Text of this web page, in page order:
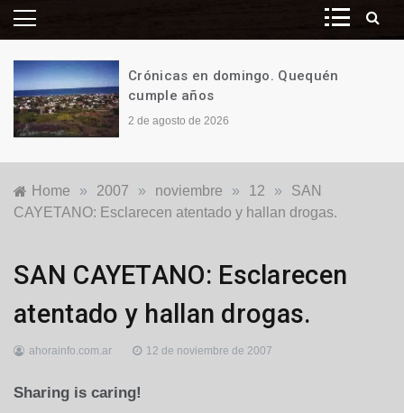
Crónicas en domingo. Quequén
cumple años
2 de agosto de 2026
Home » 2007 » noviembre » 12 »
SAN
CAYETANO: Esclarecen atentado y hallan drogas.
Locales
SAN CAYETANO: Esclarecen
atentado y hallan drogas.
ahorainfo.com.ar 12 de noviembre de 2007
Sharing is caring!